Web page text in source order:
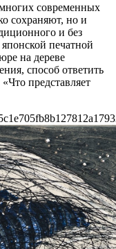
современных
сохраняют, но и
и без
печатной
на дереве
способ ответить
представляет